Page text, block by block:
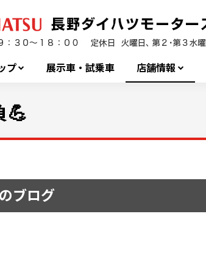
プ 展示車・試乗車 店舗情報
💪
ブログ